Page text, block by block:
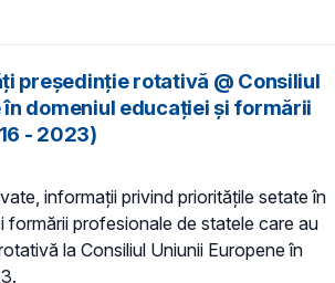
președinție rotativă @ Consiliul
în domeniul educației și formării
- 2023)
informații privind prioritățile setate în
formării profesionale de statele care au
la Consiliul Uniunii Europene în